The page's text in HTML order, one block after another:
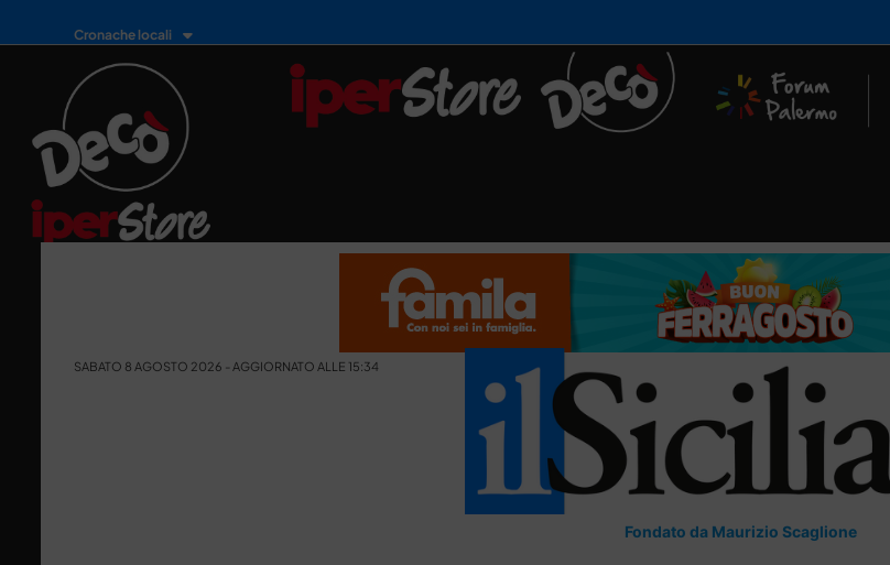
Cronache locali
SABATO 8 AGOSTO 2026 - AGGIORNATO ALLE 15:34
Fondato da Maurizio Scaglione